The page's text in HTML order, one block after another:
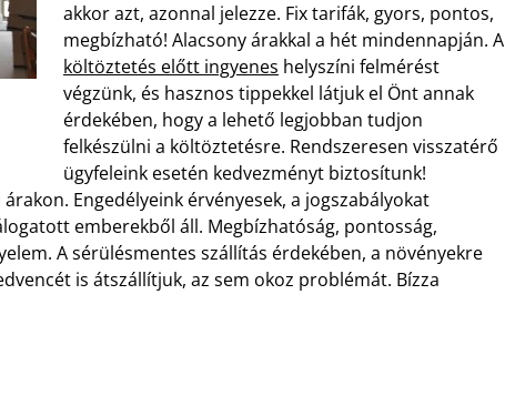
akkor azt, azonnal jelezze. Fix tarifák, gyors, pontos,
megbízható! Alacsony árakkal a hét mindennapján. A
költöztetés előtt ingyenes helyszíni felmérést
végzünk, és hasznos tippekkel látjuk el Önt annak
érdekében, hogy a lehető legjobban tudjon
felkészülni a költöztetésre. Rendszeresen visszatérő
ügyfeleink esetén kedvezményt biztosítunk!
Engedélyeink érvényesek, a jogszabályokat
emberekből áll. Megbízhatóság, pontosság,
A sérülésmentes szállítás érdekében, a növényekre
is átszállítjuk, az sem okoz problémát. Bízza